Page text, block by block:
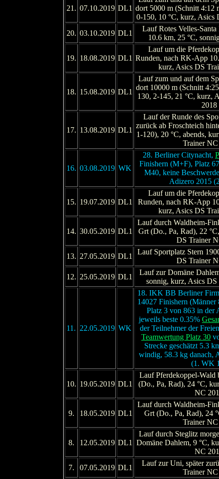
21. 07.10.2019 DL1 dort 5000 m (Schnitt 4:12
0-150, 10 °C, kurz, Asics
20. 03.10.2019 DL1
Lauf Rotes Velles-
10.6 km, 25 °C,
19. 18.08.2019 DL1
Lauf um die
Runden, nach RK-App
kurz, Asics DS
18. 15.08.2019 DL1
Lauf zum und auf dem
dort 10000 m (Schnitt
130, 2-145, 21 °C, kurz,
2018
17. 13.08.2019 DL1
Lauf der Runde des
zurück ab Froschteich
1-120), 20 °C, abends,
Trainer
16. 03.08.2019 WK
28. Berliner Citynacht,
Finishern (M+F), Platz
M40, keine
Adizero 2015
15. 19.07.2019 DL1
Lauf um die
Runden, nach RK-App
kurz, Asics DS
14. 30.05.2019 DL1
Lauf durch Waldheim-
Grt (Do., Pa, Rad), 22
DS Trainer
13. 27.05.2019 DL1
Lauf Sportplatz Stern
DS Trainer
12. 25.05.2019 DL1
Lauf zur Domäne
sonnig, kurz, Asics
11. 22.05.2019 WK
18. IKK BB Berliner
14027 Finishern (Männer
Platz 3 von 863 in der
jeweils beste 0.35%
der Teilnehmer der
Teamwertung Platz 30
Strecke geschätzt 5.3
windig, 58.3 kg danach,
(1. WK
10. 19.05.2019 DL1
Lauf Pferdekoppel-Wald
(Do., Pa, Rad), 24 °C,
NC
9. 18.05.2019 DL1
Lauf durch Waldheim-
Grt (Do., Pa, Rad), 24
Trainer
8. 12.05.2019 DL1
Lauf durch Steglitz
Domäne Dahlem, 9 °C,
NC
7.
07.05.2019 DL1
Lauf zur Uni, später
Trainer